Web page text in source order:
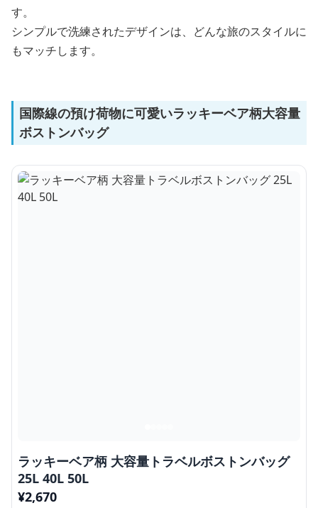
す。
シンプルで洗練されたデザインは、どんな旅のスタイルに
もマッチします。
国際線の預け荷物に可愛いラッキーベア柄大容量
ボストンバッグ
ラッキーベア柄 大容量トラベルボストンバッグ
25L 40L 50L
¥2,670